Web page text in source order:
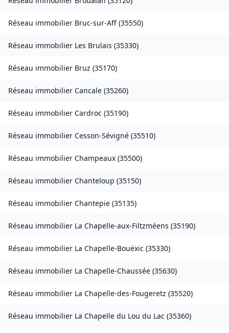
Réseau immobilier Bruc-sur-Aff (35550)
Réseau immobilier Les Brulais (35330)
Réseau immobilier Bruz (35170)
Réseau immobilier Cancale (35260)
Réseau immobilier Cardroc (35190)
Réseau immobilier Cesson-Sévigné (35510)
Réseau immobilier Champeaux (35500)
Réseau immobilier Chanteloup (35150)
Réseau immobilier Chantepie (35135)
Réseau immobilier La Chapelle-aux-Filtzméens (35190)
Réseau immobilier La Chapelle-Bouëxic (35330)
Réseau immobilier La Chapelle-Chaussée (35630)
Réseau immobilier La Chapelle-des-Fougeretz (35520)
Réseau immobilier La Chapelle du Lou du Lac (35360)